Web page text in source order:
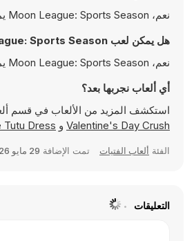
نعم، Moon League: Sports Season يمكن لعبها مجانًا على Y8 وتعمل مباشرةً على المتصفح
هل يمكن لعب Moon League: Sports Season في وضع الشاشة الكاملة؟
نعم، Moon League: Sports Season يمكن لعبها في وضع الشاشة الكاملة للتمتع بتجربة أكثر انغماسًا
أي ألعاب نجربها بعد؟
استكشف المزيد من الألعاب في قسم
Valentine's Day Crush و Tutu Dress
الفئة ألعاب الفتيات تمت الإضافة 29 مايو 2026
التعليقات